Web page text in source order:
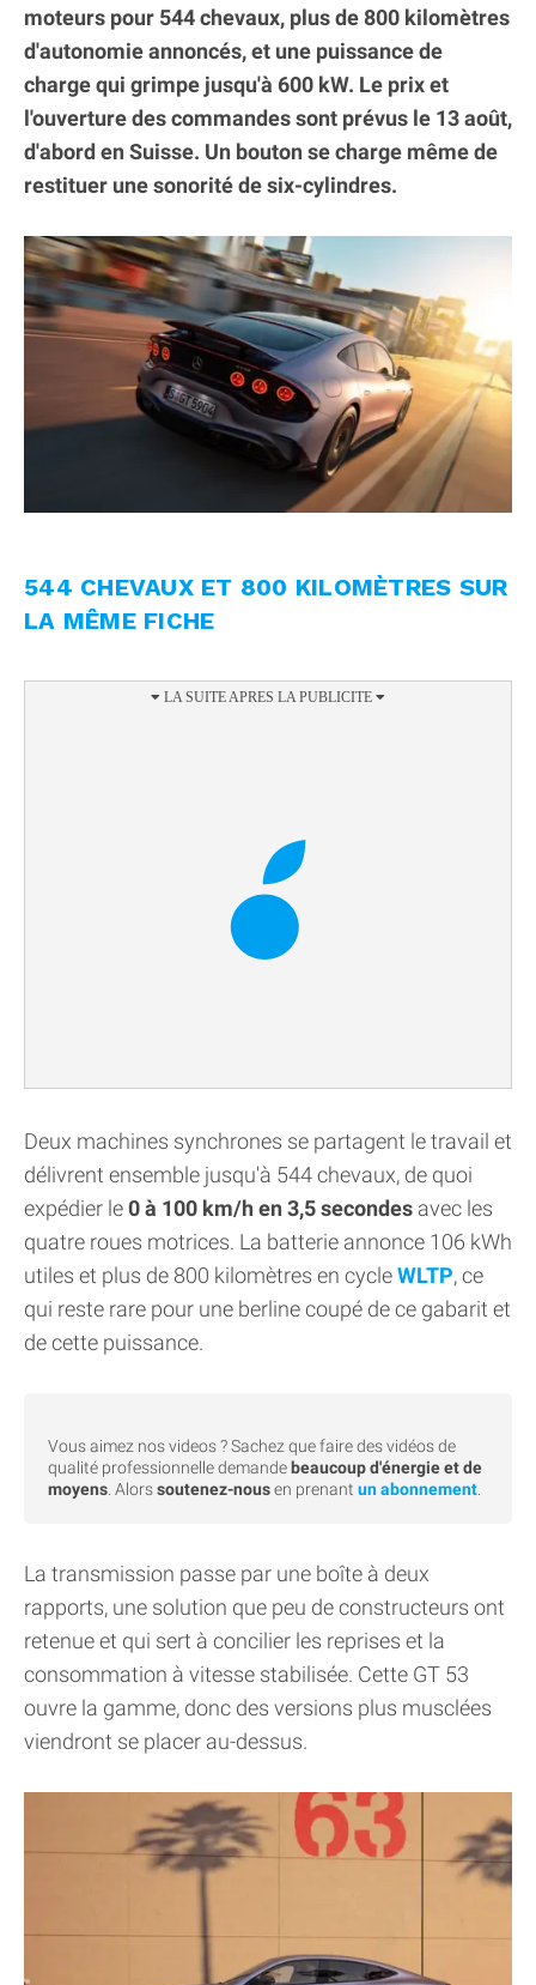
moteurs pour 544 chevaux, plus de 800 kilomètres
d'autonomie annoncés, et une puissance de
charge qui grimpe jusqu'à 600 kW. Le prix et
l'ouverture des commandes sont prévus le 13 août,
d'abord en Suisse. Un bouton se charge même de
restituer une sonorité de six-cylindres.
544 CHEVAUX ET 800 KILOMÈTRES SUR
LA MÊME FICHE
Deux machines synchrones se partagent le travail et
délivrent ensemble jusqu'à 544 chevaux, de quoi
expédier le0 à 100 km/h en 3,5 secondes avec les
quatre roues motrices. La batterie annonce 106 kWh
utiles et plus de 800 kilomètres en cycleWLTP, ce
qui reste rare pour une berline coupé de ce gabarit et
de cette puissance.
Vous aimez nos videos ? Sachez que faire des vidéos de
qualité professionnelle demandebeaucoup d'énergie et de
moyens . Alorssoutenez-nousen prenant un abonnement
La transmission passe par une boîte à deux
rapports, une solution que peu de constructeurs ont
retenue et qui sert à concilier les reprises et la
consommation à vitesse stabilisée. Cette GT 53
ouvre la gamme, donc des versions plus musclées
viendront se placer au-dessus.